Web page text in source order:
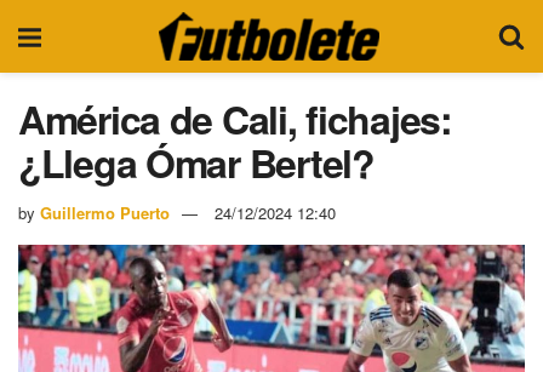
América de Cali, fichajes:
¿Llega Ómar Bertel?
by Guillermo Puerto 24/12/2024 12:40